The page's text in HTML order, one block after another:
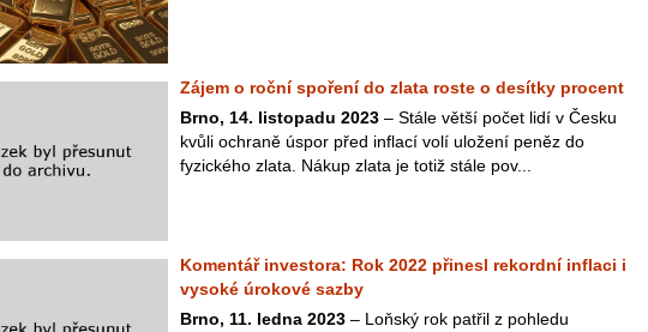
Zájem o roční spoření do zlata roste o desítky procent
Brno, 14. listopadu 2023 – Stále větší počet lidí v Česku
kvůli ochraně úspor před inflací volí uložení peněz do
fyzického zlata. Nákup zlata je totiž stále pov...
Komentář investora: Rok 2022 přinesl rekordní inflaci i
vysoké úrokové sazby
Brno, 11. ledna 2023 – Loňský rok patřil z pohledu